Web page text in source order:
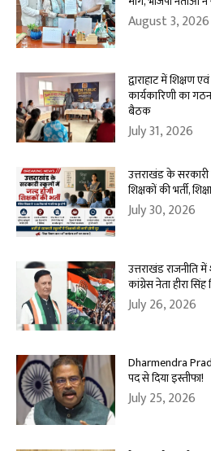
August 3, 2026
द्वाराहाट में शिक्षण
कार्यकारिणी का
बैठक
July 31, 2026
उत्तराखंड के
शिक्षकों की भर्ती,
July 30, 2026
उत्तराखंड राजनीति
कांग्रेस नेता हीरा सिंह
July 26, 2026
Dharmendra
पद से दिया इस्तीफा!
July 25, 2026